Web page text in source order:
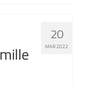
20
MAR 2022